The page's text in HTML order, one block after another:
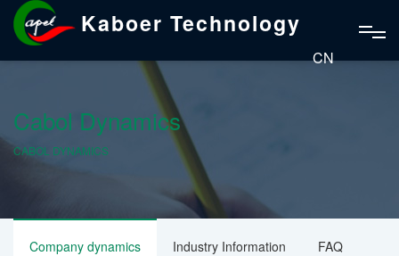
Kaboer Technology
CN
Cabol Dynamics
CABOL DYNAMICS
Company dynamics Industry Information FAQ